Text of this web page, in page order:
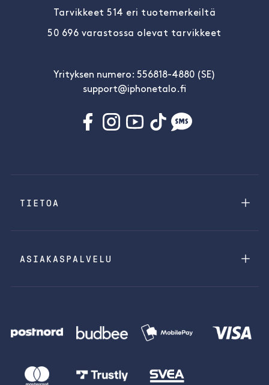
Tarvikkeet 514 eri tuotemerkeiltä
50 696 varastossa olevat tarvikkeet
Yrityksen numero: 556818-4880 (SE)
support@iphonetalo.fi
TIETOA
ASIAKASPALVELU